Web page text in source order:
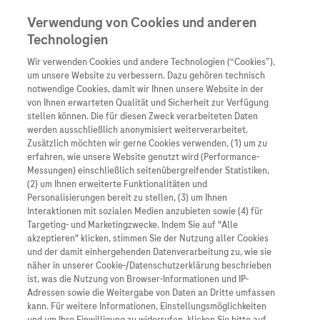
Unternehmen
Übersicht
Wer wir sind
Was uns antreibt
Unsere Standorte
Roche Stories
Events
Innovation
Übersicht
Forschung
Personalisierte
Digitalisierung
Blog Zukunftslabor
Übersicht
Unser Service für
Informationen zu
Diagnostik ist
Klinische Studien
Arzneimittel
Übersicht
Arzneimittel A-Z
Roche Pipeline
Roche Fachportal
Diagnostik
Kontakt
Presse
Karriere
Erschienen am 09/24/2024 von
Verwendung von Cookies und anderen
Technologien
Wir verwenden Cookies und andere Technologien (“Cookies”),
um unsere Website zu verbessern. Dazu gehören technisch
notwendige Cookies, damit wir Ihnen unsere Website in der
von Ihnen erwarteten Qualität und Sicherheit zur Verfügung
stellen können. Die für diesen Zweck verarbeiteten Daten
werden ausschließlich anonymisiert weiterverarbeitet.
Zusätzlich möchten wir gerne Cookies verwenden, (1) um zu
erfahren, wie unsere Website genutzt wird (Performance-
Messungen) einschließlich seitenübergreifender Statistiken,
(2) um Ihnen erweiterte Funktionalitäten und
Personalisierungen bereit zu stellen, (3) um Ihnen
Interaktionen mit sozialen Medien anzubieten sowie (4) für
Targeting- und Marketingzwecke. Indem Sie auf "Alle
akzeptieren" klicken, stimmen Sie der Nutzung aller Cookies
und der damit einhergehenden Datenverarbeitung zu, wie sie
näher in unserer Cookie-/Datenschutzerklärung beschrieben
ist, was die Nutzung von Browser-Informationen und IP-
Adressen sowie die Weitergabe von Daten an Dritte umfassen
kann. Für weitere Informationen, Einstellungsmöglichkeiten